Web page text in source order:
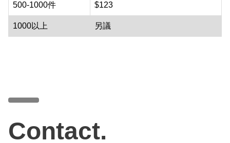
500-1000件 $123
1000以上 另議
Contact.